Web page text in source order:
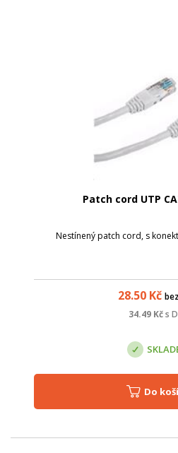
Patch cord UTP
Nestínený patch cord, s
28.50 Kč
34.49Kč s
Do